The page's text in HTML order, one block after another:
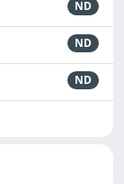
ND
ND
ND